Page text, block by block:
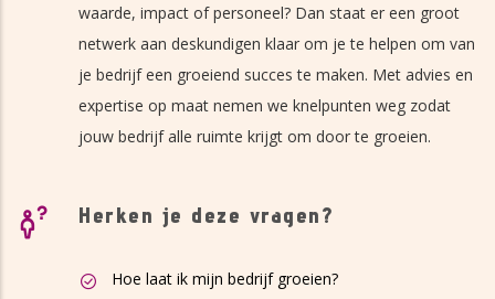
waarde, impact of personeel? Dan staat er een groot
netwerk aan deskundigen klaar om je te helpen om van
je bedrijf een groeiend succes te maken. Met advies en
expertise op maat nemen we knelpunten weg zodat
jouw bedrijf alle ruimte krijgt om door te groeien.
Herken je deze vragen?
Hoe laat ik mijn bedrijf groeien?